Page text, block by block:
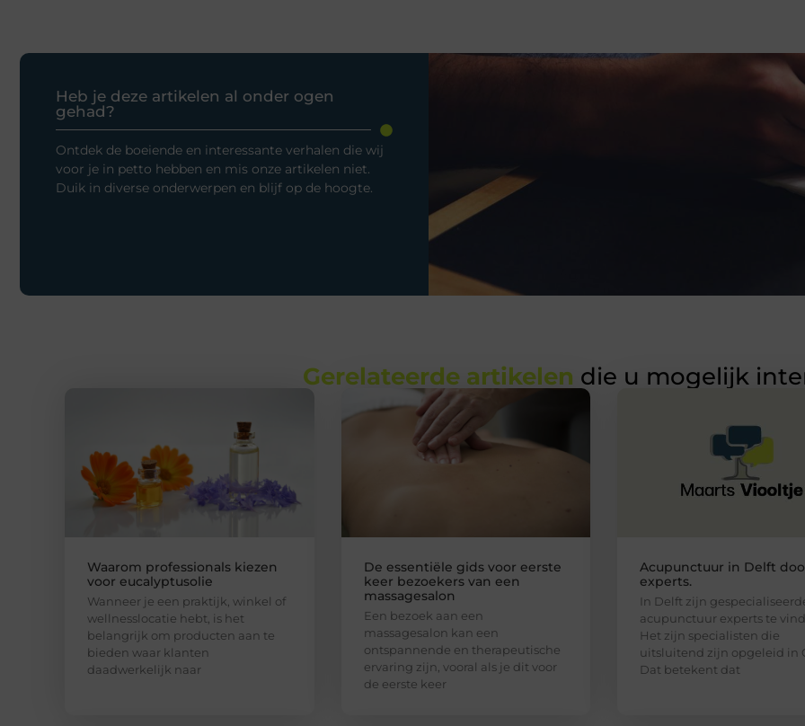
Heb je deze artikelen al onder ogen
gehad?
Ontdek de boeiende en interessante verhalen die wij
voor je in petto hebben en mis onze artikelen niet.
Duik in diverse onderwerpen en blijf op de hoogte.
Gerelateerde artikelen die u mogelijk
Waarom professionals kiezen
voor eucalyptusolie
Wanneer je een praktijk, winkel of
wellnesslocatie hebt, is het
belangrijk om producten aan te
bieden waar klanten
daadwerkelijk naar
De essentiële gids voor eerste
keer bezoekers van een
massagesalon
Een bezoek aan een
massagesalon kan een
ontspannende en therapeutische
ervaring zijn, vooral als je dit voor
de eerste keer
Acupunctuur in Delft
experts.
In Delft zijn
acupunctuur experts te
Het zijn specialisten die
uitsluitend zijn opgeleid in
Dat betekent dat